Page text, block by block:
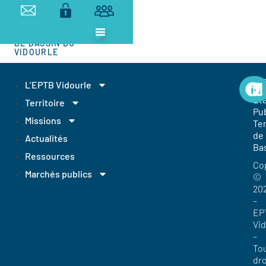
ETABLISSEMENT
DE BASSIN DU
VIDOURLE
L’EPTB Vidourle
Territoire
Missions
Actualités
Ressources
Marchés publics
de
©
–
–